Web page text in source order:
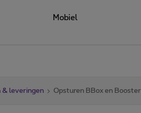
Mobiel
& leveringen Opsturen BBox en Booster